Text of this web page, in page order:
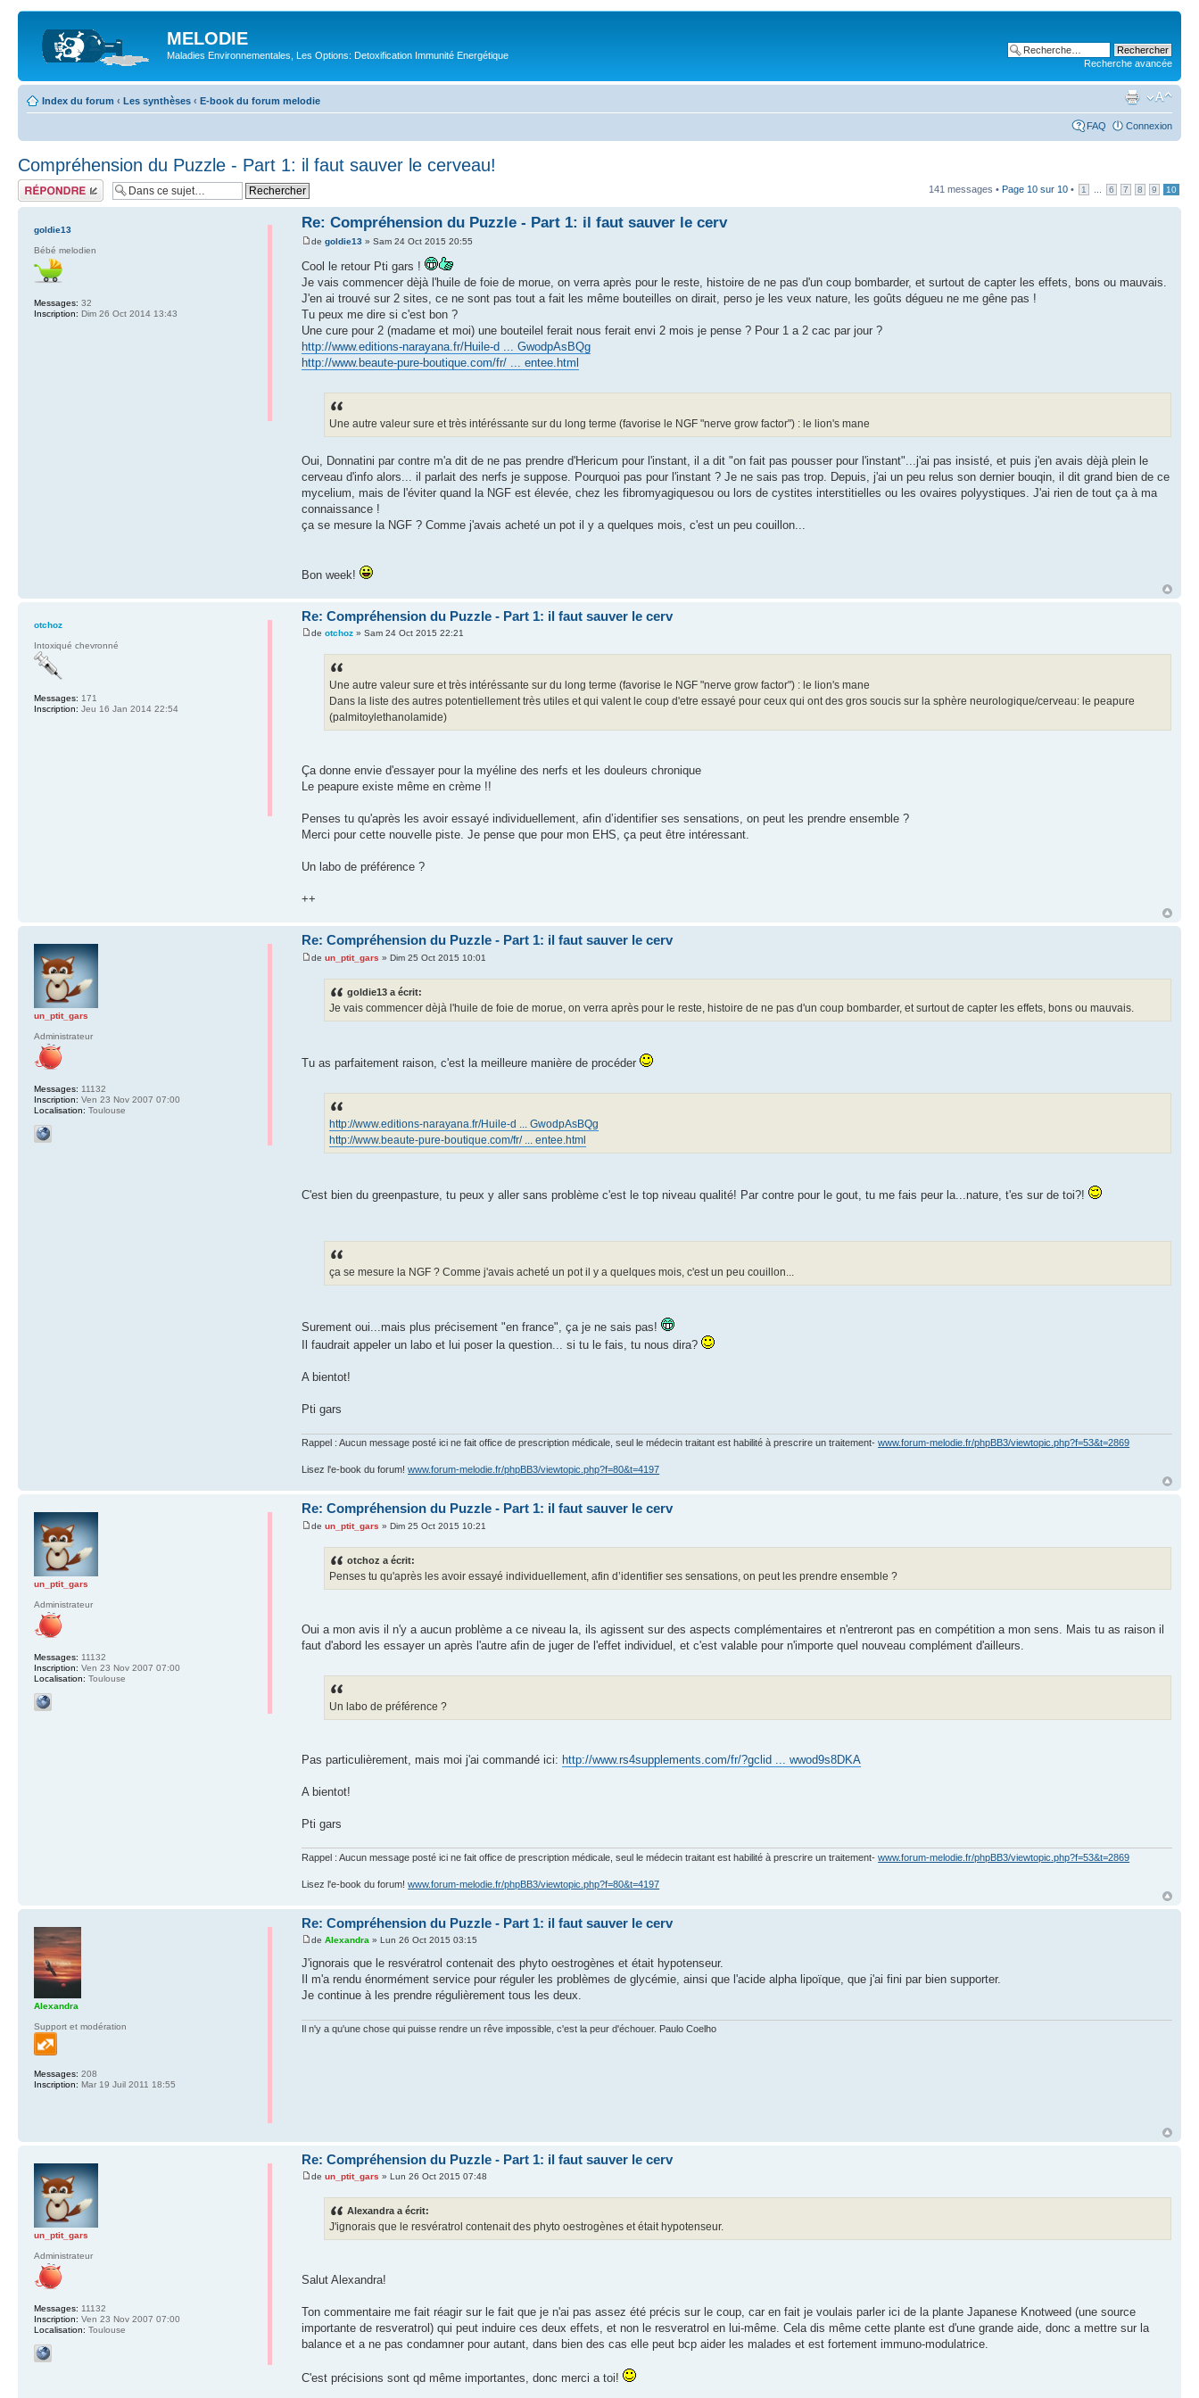
MELODIE
Maladies Environnementales, Les Options: Detoxification Immunité Energétique
Recherche avancée
Index du forum ‹ Les synthèses ‹ E-book du forum melodie
FAQ Connexion
Compréhension du Puzzle - Part 1: il faut sauver le cerveau!
Répondre 141 messages • Page 10 sur 10 • 1 6 7 8 9 10
Re: Compréhension du Puzzle - Part 1: il faut sauver le cerv
degoldie13 » Sam 24 Oct 2015 20:55
Cool le retour Pti gars !
Je vais commencer dèjà l'huile de foie de morue, on verra après pour le reste, histoire de ne pas d'un coup bombarder, et surtout de capter les effets, bons ou mauvais.
J'en ai trouvé sur 2 sites, ce ne sont pas tout a fait les même bouteilles on dirait, perso je les veux nature, les goûts dégueu ne me gêne pas !
Tu peux me dire si c'est bon ?
Une cure pour 2 (madame et moi) une bouteilel ferait nous ferait envi 2 mois je pense ? Pour 1 a 2 cac par jour ?
http://www.editions-narayana.fr/Huile-d ... GwodpAsBQg
http://www.beaute-pure-boutique.com/fr/ ... entee.html
Une autre valeur sure et très intéréssante sur du long terme (favorise le NGF "nerve grow factor") : le lion's mane
Oui, Donnatini par contre m'a dit de ne pas prendre d'Hericum pour l'instant, il a dit "on fait pas pousser pour l'instant"...j'ai pas insisté, et puis j'en avais dèjà plein le
cerveau d'info alors... il parlait des nerfs je suppose. Pourquoi pas pour l'instant ? Je ne sais pas trop. Depuis, j'ai un peu relus son dernier bouqin, il dit grand bien de ce
mycelium, mais de l'éviter quand la NGF est élevée, chez les fibromyagiquesou ou lors de cystites interstitielles ou les ovaires polyystiques. J'ai rien de tout ça à ma
connaissance !
ça se mesure la NGF ? Comme j'avais acheté un pot il y a quelques mois, c'est un peu couillon...
Bon week!
goldie13
Bébé melodien
Messages: 32
Inscription: Dim 26 Oct 2014 13:43
Re: Compréhension du Puzzle - Part 1: il faut sauver le cerv
deotchoz » Sam 24 Oct 2015 22:21
Une autre valeur sure et très intéréssante sur du long terme (favorise le NGF "nerve grow factor") : le lion's mane
Dans la liste des autres potentiellement très utiles et qui valent le coup d'etre essayé pour ceux qui ont des gros soucis sur la sphère neurologique/cerveau: le peapure
(palmitoylethanolamide)
Ça donne envie d'essayer pour la myéline des nerfs et les douleurs chronique
Le peapure existe même en crème !!
Penses tu qu'après les avoir essayé individuellement, afin d’identifier ses sensations, on peut les prendre ensemble ?
Merci pour cette nouvelle piste. Je pense que pour mon EHS, ça peut être intéressant.
Un labo de préférence ?
++
otchoz
Intoxiqué chevronné
Messages: 171
Inscription: Jeu 16 Jan 2014 22:54
Re: Compréhension du Puzzle - Part 1: il faut sauver le cerv
deun_ptit_gars » Dim 25 Oct 2015 10:01
goldie13 a écrit:
Je vais commencer dèjà l'huile de foie de morue, on verra après pour le reste, histoire de ne pas d'un coup bombarder, et surtout de capter les effets, bons ou mauvais.
Tu as parfaitement raison, c'est la meilleure manière de procéder
http://www.editions-narayana.fr/Huile-d ... GwodpAsBQg
http://www.beaute-pure-boutique.com/fr/ ... entee.html
C'est bien du greenpasture, tu peux y aller sans problème c'est le top niveau qualité! Par contre pour le gout, tu me fais peur la...nature, t'es sur de toi?!
ça se mesure la NGF ? Comme j'avais acheté un pot il y a quelques mois, c'est un peu couillon...
Surement oui...mais plus précisement "en france", ça je ne sais pas!
Il faudrait appeler un labo et lui poser la question... si tu le fais, tu nous dira?
A bientot!
Pti gars
Rappel : Aucun message posté ici ne fait office de prescription médicale, seul le médecin traitant est habilité à prescrire un traitement-www.forum-melodie.fr/phpBB3/viewtopic.php?f=53&t=2869
Lisez l'e-book du forum!www.forum-melodie.fr/phpBB3/viewtopic.php?f=80&t=4197
un_ptit_gars
Administrateur
Messages: 11132
Inscription: Ven 23 Nov 2007 07:00
Localisation: Toulouse
Re: Compréhension du Puzzle - Part 1: il faut sauver le cerv
deun_ptit_gars » Dim 25 Oct 2015 10:21
otchoz a écrit:
Penses tu qu'après les avoir essayé individuellement, afin d’identifier ses sensations, on peut les prendre ensemble ?
Oui a mon avis il n'y a aucun problème a ce niveau la, ils agissent sur des aspects complémentaires et n'entreront pas en compétition a mon sens. Mais tu as raison il
faut d'abord les essayer un après l'autre afin de juger de l'effet individuel, et c'est valable pour n'importe quel nouveau complément d'ailleurs.
Un labo de préférence ?
Pas particulièrement, mais moi j'ai commandé ici: http://www.rs4supplements.com/fr/?gclid ... wwod9s8DKA
A bientot!
Pti gars
Rappel : Aucun message posté ici ne fait office de prescription médicale, seul le médecin traitant est habilité à prescrire un traitement-www.forum-melodie.fr/phpBB3/viewtopic.php?f=53&t=2869
Lisez l'e-book du forum!www.forum-melodie.fr/phpBB3/viewtopic.php?f=80&t=4197
un_ptit_gars
Administrateur
Messages: 11132
Inscription: Ven 23 Nov 2007 07:00
Localisation: Toulouse
Re: Compréhension du Puzzle - Part 1: il faut sauver le cerv
deAlexandra » Lun 26 Oct 2015 03:15
J'ignorais que le resvératrol contenait des phyto oestrogènes et était hypotenseur.
Il m'a rendu énormément service pour réguler les problèmes de glycémie, ainsi que l'acide alpha lipoïque, que j'ai fini par bien supporter.
Je continue à les prendre régulièrement tous les deux.
Il n'y a qu'une chose qui puisse rendre un rêve impossible, c'est la peur d'échouer. Paulo Coelho
Alexandra
Support et modération
Messages: 208
Inscription: Mar 19 Juil 2011 18:55
Re: Compréhension du Puzzle - Part 1: il faut sauver le cerv
deun_ptit_gars » Lun 26 Oct 2015 07:48
Alexandra a écrit:
J'ignorais que le resvératrol contenait des phyto oestrogènes et était hypotenseur.
Salut Alexandra!
Ton commentaire me fait réagir sur le fait que je n'ai pas assez été précis sur le coup, car en fait je voulais parler ici de la plante Japanese Knotweed (une source
importante de resveratrol) qui peut induire ces deux effets, et non le resveratrol en lui-même. Cela dis même cette plante est d'une grande aide, donc a mettre sur la
balance et a ne pas condamner pour autant, dans bien des cas elle peut bcp aider les malades et est fortement immuno-modulatrice.
C'est précisions sont qd même importantes, donc merci a toi!
un_ptit_gars
Administrateur
Messages: 11132
Inscription: Ven 23 Nov 2007 07:00
Localisation: Toulouse